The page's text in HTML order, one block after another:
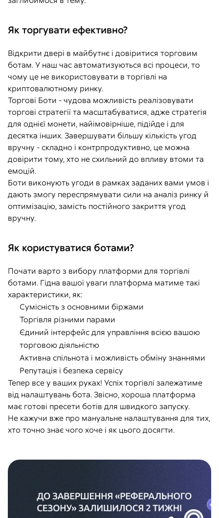
Як торгувати ефективно?
Відкрити двері в майбутнє і довіритися торговим
ботам. У наш час автоматизуються всі процеси, то
чому це не використовувати в торгівлі на
криптовалютному ринку.
Торгові Боти - чудова можливість реалізовувати
торгові стратегії та масштабуватися, адже стратегія
для однієї монети, найімовірніше, підійде і для
десятка інших. Завершувати більшу кількість угод
вручну - складно і контрпродуктивно, це можна
довірити тому, хто не схильний до впливу втоми та
емоцій.
Боти виконують угоди в рамках заданих вами умов і
дають змогу переспрямувати сили на аналіз ринку й
оптимізацію, замість постійного закриття угод
вручну.
Як користуватися ботами?
Почати варто з вибору платформи для торгівлі
ботами. Гідна вашої уваги платформа матиме такі
характеристики, як:
Сумісність з основними біржами
Торгівля різними парами
Єдиний інтерфейс для управління всією вашою
торговою діяльністю
Активна спільнота і можливість обміну знаннями
Репутація і безпека сервісу
Тепер все у ваших руках! Успіх торгівлі залежатиме
від налаштувань бота. Звісно, хороша платформа
має готові пресети ботів для швидкого запуску.
Не кажучи вже про мануальне налаштування для тих,
хто точно знає чого хоче і як цього досягти.